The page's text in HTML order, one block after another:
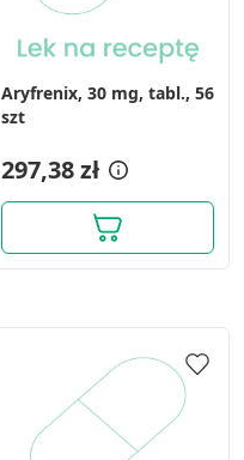
Aryfrenix, 30 mg, tabl., 56
szt
297,38 zł